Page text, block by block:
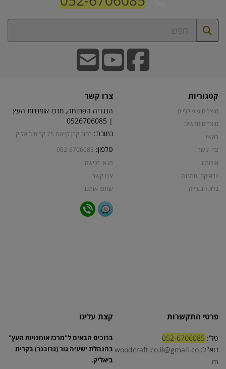
קטגוריות
מוצרים פופולריים
מוצרים חדשים
ראשי
צרו קשר
אודותינו
יודאיקה ומתנות
בלוג הנגרייה
צרו קשר
הנגריה הפתוחה, מרכז אומנויות העץ
| 0526706085
כתובת: רחוב קרן קיימת 75 קרית ביאליק
טלפון: 052-6706085
תנאי רכישה
צרו קשר
שתפו אותנו!
פרטי התקשרות
טל': 052-6706085
דוא"ל: woodcraft.co.il@gmail.co
m
קצת עלינו
ברוכים הבאים ל"מרכז אומנויות העץ"
בהנהלת ישעיה גור (גרובנר) בקרית
ביאליק.